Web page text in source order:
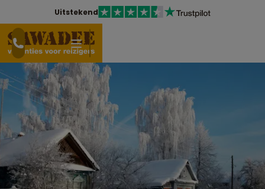
Uitstekend